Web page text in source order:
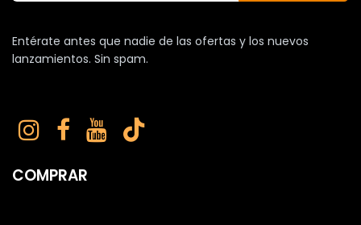
Entérate antes que nadie de las ofertas y los nuevos
lanzamientos. Sin spam.
COMPRAR